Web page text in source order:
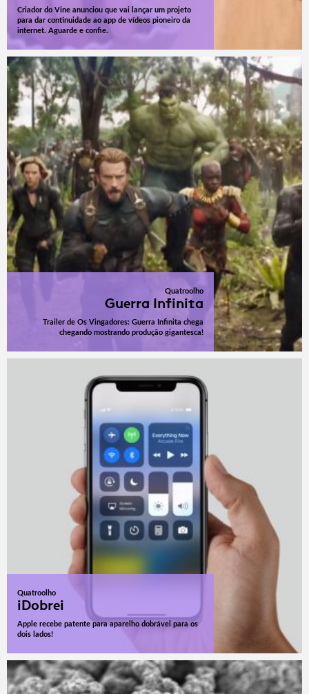
Criador do Vine anunciou que vai lançar um projeto
para dar continuidade ao app de vídeos pioneiro da
internet. Aguarde e confie.
Quatroolho
Guerra Infinita
Trailer de Os Vingadores: Guerra Infinita chega
chegando mostrando produção gigantesca!
Quatroolho
iDobrei
Apple recebe patente para aparelho dobrável para os
dois lados!